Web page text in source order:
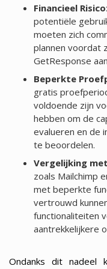
Financieel Risico
potentiële
moeten zich
plannen voordat
GetResponse
Beperkte
gratis
voldoende zijn
hebben om de
evalueren en de
te beoordelen.
Vergelijking
zoals Mailchimp
met beperkte
vertrouwd
functionaliteiten
aantrekkelijkere
Ondanks dit nadeel